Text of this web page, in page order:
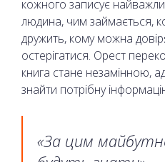
кожного записує
людина, чим займається,
дружить, кому можна
остерігатися. Орест
книга стане незамінною,
знайти потрібну
«За цим